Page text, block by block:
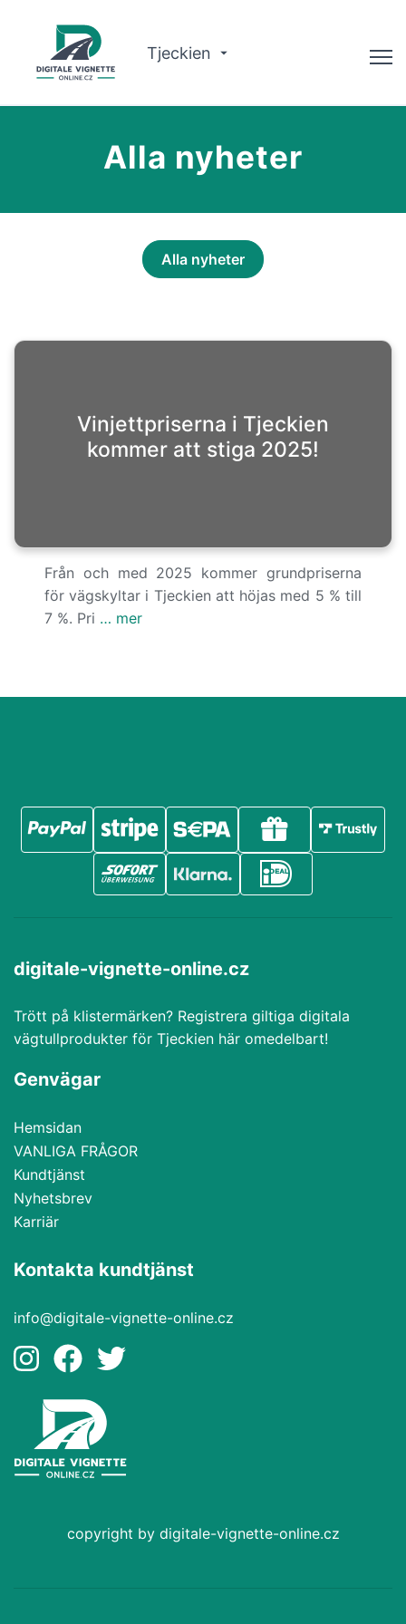
Tjeckien
Kontrollera giltigheten
Köp vinjett
Alla nyheter
Alla nyheter
Vinjettpriserna i Tjeckien
kommer att stiga 2025!
Från och med 2025 kommer grundpriserna
för vägskyltar i Tjeckien att höjas med 5 % till
7 %. Pri … mer
digitale-vignette-online.cz
Trött på klistermärken? Registrera giltiga digitala
vägtullprodukter för Tjeckien här omedelbart!
Genvägar
Hemsidan
VANLIGA FRÅGOR
Kundtjänst
Nyhetsbrev
Karriär
Kontakta kundtjänst
info@digitale-vignette-online.cz
copyright by digitale-vignette-online.cz